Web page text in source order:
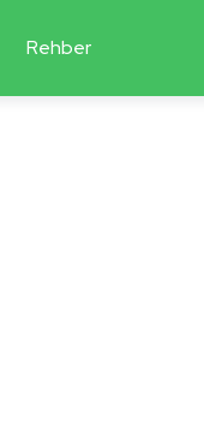
Rehber